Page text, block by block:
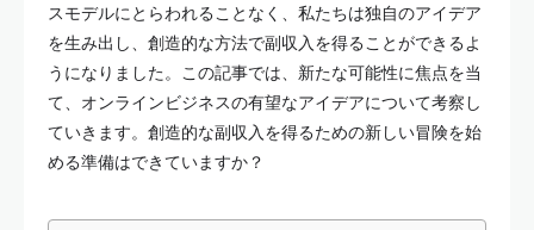
スモデルにとらわれることなく、私たちは独自のアイデア
を生み出し、創造的な方法で副収入を得ることができるよ
うになりました。この記事では、新たな可能性に焦点を当
て、オンラインビジネスの有望なアイデアについて考察し
ていきます。創造的な副収入を得るための新しい冒険を始
める準備はできていますか？